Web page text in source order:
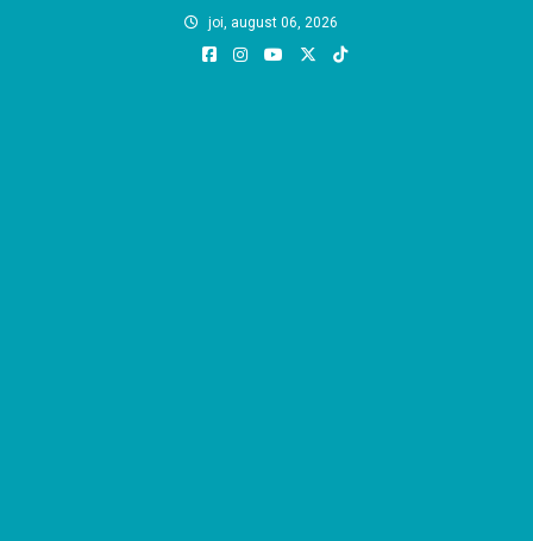
joi, august 06, 2026